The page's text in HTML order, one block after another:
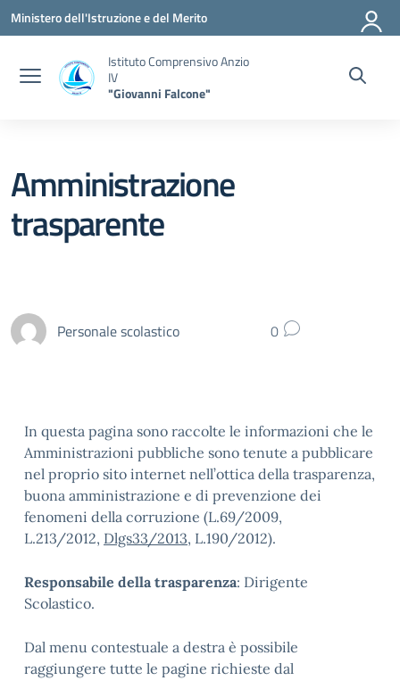
Vai ai contenuti
Vai al menu di navigazione
Vai al footer
Ministero dell'Istruzione e del Merito
Istituto Comprensivo Anzio
IV
"Giovanni Falcone"
Amministrazione
trasparente
Personale scolastico 0
In questa pagina sono raccolte le informazioni che le
Amministrazioni pubbliche sono tenute a pubblicare
nel proprio sito internet nell’ottica della trasparenza,
buona amministrazione e di prevenzione dei
fenomeni della corruzione (L.69/2009,
L.213/2012, Dlgs33/2013, L.190/2012).
Responsabile della trasparenza: Dirigente
Scolastico.
Dal menu contestuale a destra è possibile
raggiungere tutte le pagine richieste dal